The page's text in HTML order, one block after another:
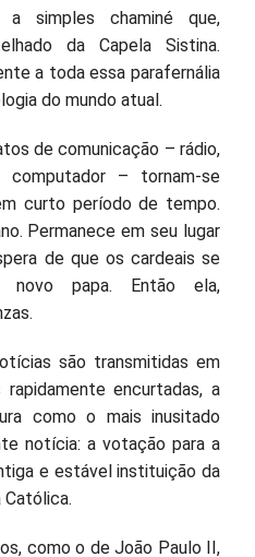
simples chaminé que,
da Capela Sistina.
a toda essa parafernália
do mundo atual.
de comunicação – rádio,
– tornam-se
curto período de tempo.
Permanece em seu lugar
de que os cardeais se
novo papa. Então ela,
são transmitidas em
encurtadas, a
como o mais inusitado
notícia: a votação para a
e estável instituição da
Católica.
como o de João Paulo II,